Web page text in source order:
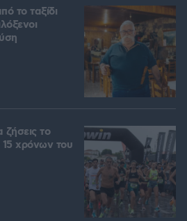
το ταξίδι
ζήσεις το
15 χρόνων του